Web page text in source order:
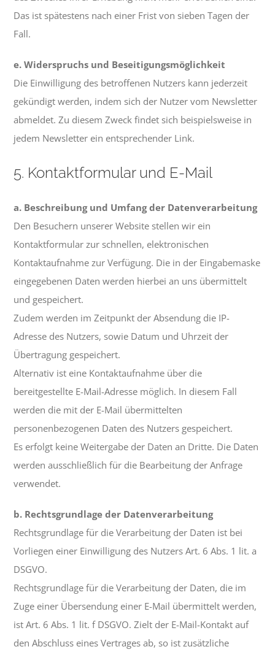
Das ist spätestens nach einer Frist von sieben Tagen der
Fall.
e. Widerspruchs und Beseitigungsmöglichkeit
Die Einwilligung des betroffenen Nutzers kann jederzeit
gekündigt werden, indem sich der Nutzer vom Newsletter
abmeldet. Zu diesem Zweck findet sich beispielsweise in
jedem Newsletter ein entsprechender Link.
5. Kontaktformular und E-Mail
a. Beschreibung und Umfang der Datenverarbeitung
Den Besuchern unserer Website stellen wir ein
Kontaktformular zur schnellen, elektronischen
Kontaktaufnahme zur Verfügung. Die in der Eingabemaske
eingegebenen Daten werden hierbei an uns übermittelt
und gespeichert.
Zudem werden im Zeitpunkt der Absendung die IP-
Adresse des Nutzers, sowie Datum und Uhrzeit der
Übertragung gespeichert.
Alternativ ist eine Kontaktaufnahme über die
bereitgestellte E-Mail-Adresse möglich. In diesem Fall
werden die mit der E-Mail übermittelten
personenbezogenen Daten des Nutzers gespeichert.
Es erfolgt keine Weitergabe der Daten an Dritte. Die Daten
werden ausschließlich für die Bearbeitung der Anfrage
verwendet.
b. Rechtsgrundlage der Datenverarbeitung
Rechtsgrundlage für die Verarbeitung der Daten ist bei
Vorliegen einer Einwilligung des Nutzers Art. 6 Abs. 1 lit. a
DSGVO.
Rechtsgrundlage für die Verarbeitung der Daten, die im
Zuge einer Übersendung einer E-Mail übermittelt werden,
ist Art. 6 Abs. 1 lit. f DSGVO. Zielt der E-Mail-Kontakt auf
den Abschluss eines Vertrages ab, so ist zusätzliche